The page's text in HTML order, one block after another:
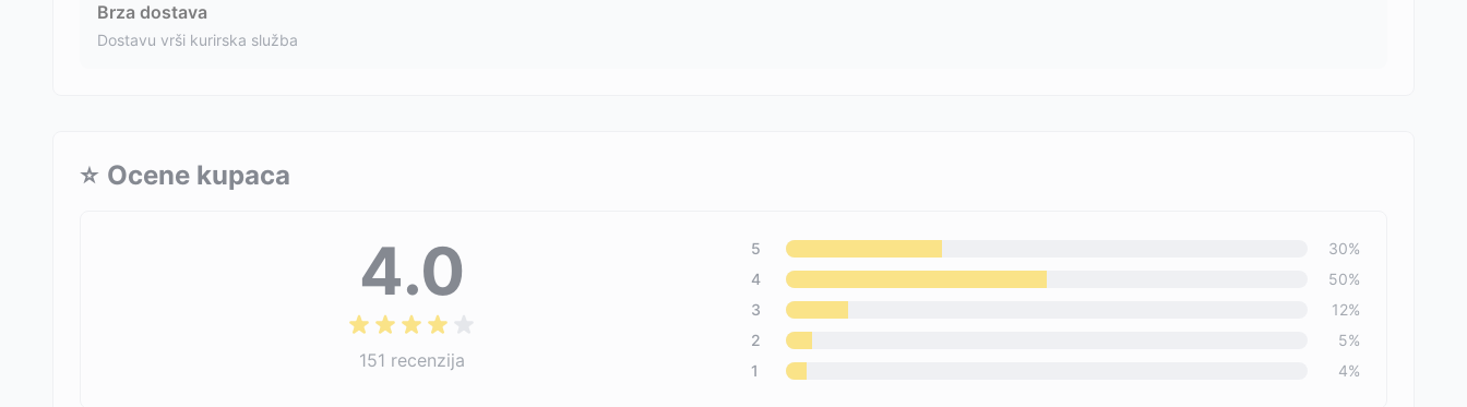
Brza dostava
Dostavu vrši kurirska služba
⭐ Ocene kupaca
4.0
151 recenzija
5 30%
4
50%
3
12%
2
5%
1
4%